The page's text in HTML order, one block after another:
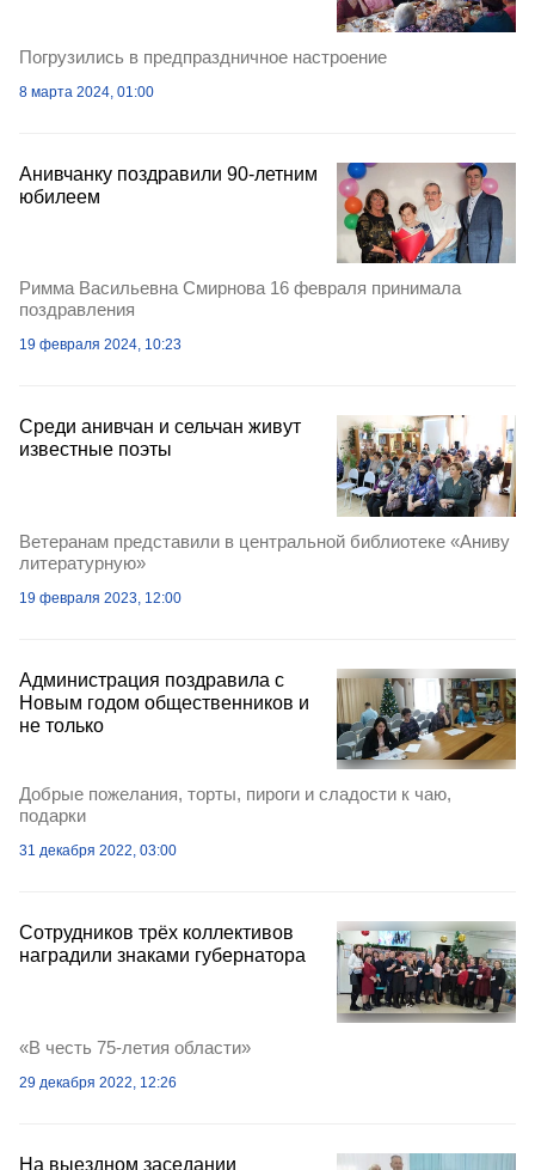
Погрузились в предпраздничное настроение
8 марта 2024, 01:00
Анивчанку поздравили 90-летним
юбилеем
Римма Васильевна Смирнова 16 февраля принимала
поздравления
19 февраля 2024, 10:23
Среди анивчан и сельчан живут
известные поэты
Ветеранам представили в центральной библиотеке «Аниву
литературную»
19 февраля 2023, 12:00
Администрация поздравила с
Новым годом общественников и
не только
Добрые пожелания, торты, пироги и сладости к чаю,
подарки
31 декабря 2022, 03:00
Сотрудников трёх коллективов
наградили знаками губернатора
«В честь 75-летия области»
29 декабря 2022, 12:26
На выездном заседании